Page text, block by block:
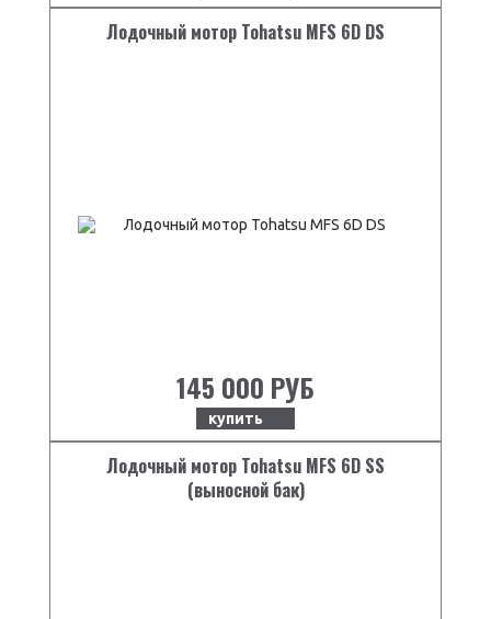
Лодочный мотор Tohatsu MFS 6D DS
145 000 РУБ
купить
Лодочный мотор Tohatsu MFS 6D SS
(выносной бак)